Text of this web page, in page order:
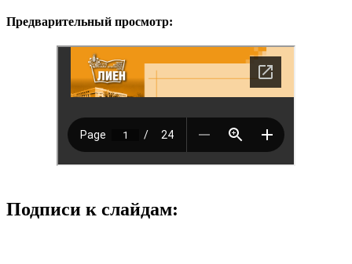
Предварительный просмотр:
Подписи к слайдам: